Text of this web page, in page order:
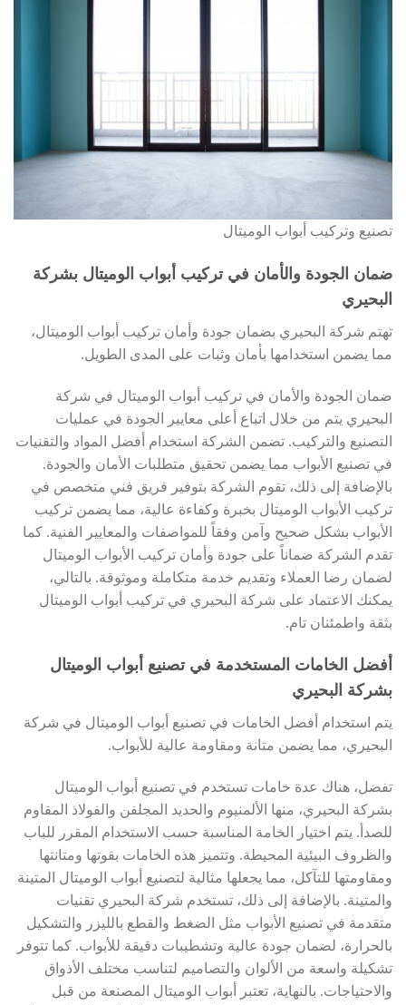
تصنيع وتركيب أبواب الوميتال
ضمان الجودة والأمان في تركيب أبواب الوميتال بشركة
البحيري
تهتم شركة البحيري بضمان جودة وأمان تركيب أبواب الوميتال،
مما يضمن استخدامها بأمان وثبات على المدى الطويل.
ضمان الجودة والأمان في تركيب أبواب الوميتال في شركة
البحيري يتم من خلال اتباع أعلى معايير الجودة في عمليات
التصنيع والتركيب. تضمن الشركة استخدام أفضل المواد والتقنيات
في تصنيع الأبواب مما يضمن تحقيق متطلبات الأمان والجودة.
بالإضافة إلى ذلك، تقوم الشركة بتوفير فريق فني متخصص في
تركيب الأبواب الوميتال بخبرة وكفاءة عالية، مما يضمن تركيب
الأبواب بشكل صحيح وآمن وفقاً للمواصفات والمعايير الفنية. كما
تقدم الشركة ضماناً على جودة وأمان تركيب الأبواب الوميتال
لضمان رضا العملاء وتقديم خدمة متكاملة وموثوقة. بالتالي،
يمكنك الاعتماد على شركة البحيري في تركيب أبواب الوميتال
بثقة واطمئنان تام.
أفضل الخامات المستخدمة في تصنيع أبواب الوميتال
بشركة البحيري
يتم استخدام أفضل الخامات في تصنيع أبواب الوميتال في شركة
البحيري، مما يضمن متانة ومقاومة عالية للأبواب.
تفضل، هناك عدة خامات تستخدم في تصنيع أبواب الوميتال
بشركة البحيري، منها الألمنيوم والحديد المجلفن والفولاذ المقاوم
للصدأ. يتم اختيار الخامة المناسبة حسب الاستخدام المقرر للباب
والظروف البيئية المحيطة. وتتميز هذه الخامات بقوتها ومتانتها
ومقاومتها للتآكل، مما يجعلها مثالية لتصنيع أبواب الوميتال المتينة
والمتينة. بالإضافة إلى ذلك، تستخدم شركة البحيري تقنيات
متقدمة في تصنيع الأبواب مثل الضغط والقطع بالليزر والتشكيل
بالحرارة، لضمان جودة عالية وتشطيبات دقيقة للأبواب. كما تتوفر
تشكيلة واسعة من الألوان والتصاميم لتناسب مختلف الأذواق
والاحتياجات. بالنهاية، تعتبر أبواب الوميتال المصنعة من قبل